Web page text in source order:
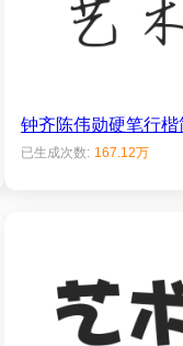
钟齐陈伟勋硬笔行楷
已生成次数: 167.12万